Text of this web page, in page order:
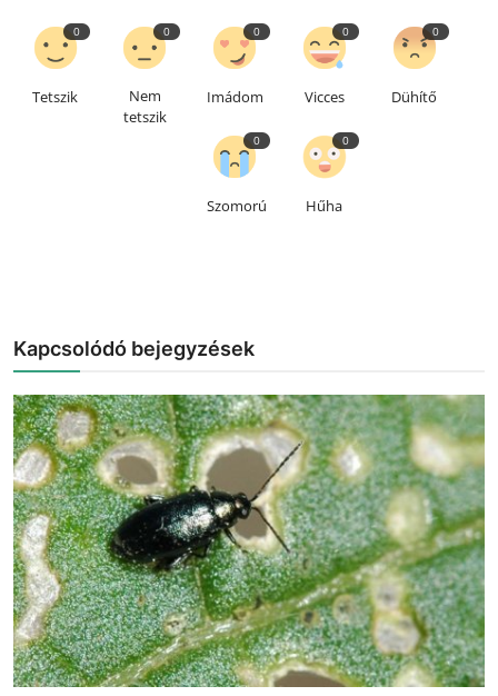
0
Tetszik
0
Nem
tetszik
0
Imádom
0
Vicces
0
Dühítő
0
Szomorú
0
Hűha
Kapcsolódó bejegyzések